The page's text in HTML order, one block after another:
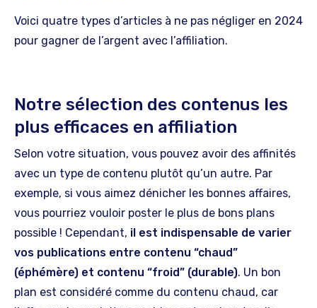
Voici quatre types d’articles à ne pas négliger en 2024
pour gagner de l’argent avec l’affiliation.
Notre sélection des contenus les
plus efficaces en affiliation
Selon votre situation, vous pouvez avoir des affinités
avec un type de contenu plutôt qu’un autre. Par
exemple, si vous aimez dénicher les bonnes affaires,
vous pourriez vouloir poster le plus de bons plans
possible ! Cependant, il est indispensable de varier
vos publications entre contenu “chaud”
(éphémère) et contenu “froid” (durable). Un bon
plan est considéré comme du contenu chaud, car